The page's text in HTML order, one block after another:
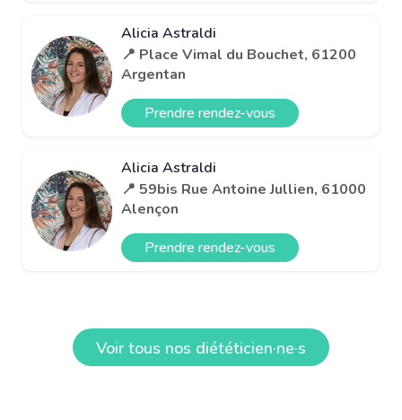
Alicia Astraldi
📍 Place Vimal du Bouchet, 61200
Argentan
Prendre rendez-vous
Alicia Astraldi
📍 59bis Rue Antoine Jullien, 61000
Alençon
Prendre rendez-vous
Voir tous nos diététicien·ne·s